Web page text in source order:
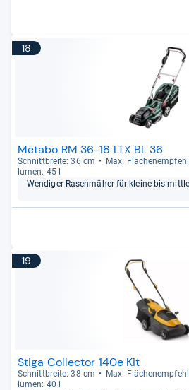
18
Metabo RM 36-18 LTX BL 36
Schnitt­breite: 36 cm Max.
lu­men: 45 l
Wen­di­ger Rasen­mä­her für kleine bis
19
Stiga Collector 140e Kit
Schnitt­breite: 38 cm Max.
lu­men: 40 l